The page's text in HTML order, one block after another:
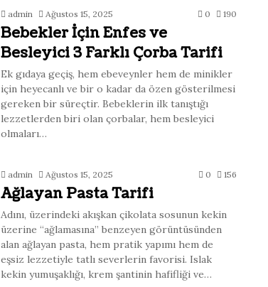
admin Ağustos 15, 2025 0 190
Bebekler İçin Enfes ve
Besleyici 3 Farklı Çorba Tarifi
Ek gıdaya geçiş, hem ebeveynler hem de minikler
için heyecanlı ve bir o kadar da özen gösterilmesi
gereken bir süreçtir. Bebeklerin ilk tanıştığı
lezzetlerden biri olan çorbalar, hem besleyici
olmaları…
admin Ağustos 15, 2025 0 156
Ağlayan Pasta Tarifi
Adını, üzerindeki akışkan çikolata sosunun kekin
üzerine “ağlamasına” benzeyen görüntüsünden
alan ağlayan pasta, hem pratik yapımı hem de
eşsiz lezzetiyle tatlı severlerin favorisi. Islak
kekin yumuşaklığı, krem şantinin hafifliği ve…